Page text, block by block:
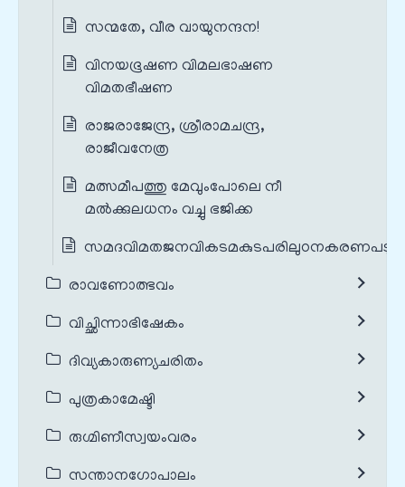
സന്മതേ, വീര വായുനന്ദന!
വിനയഭൂഷണ വിമലഭാഷണ
വിമതഭീഷണ
രാജരാജേന്ദ്ര, ശ്രീരാമചന്ദ്ര,
രാജീവനേത്ര
മത്സമീപത്തു മേവുംപോലെ നീ
മൽക്കുലധനം വച്ചു ഭജിക്ക
സമദവിമതജനവികടമകുടപരിലുഠനകരണപടു
രാവണോത്ഭവം
വിച്ഛിന്നാഭിഷേകം
ദിവ്യകാരുണ്യചരിതം
പുത്രകാമേഷ്ടി
രുഗ്മിണീസ്വയംവരം
സന്താനഗോപാലം